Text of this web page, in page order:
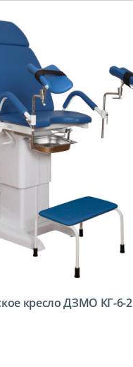
кресло ДЗМО КГ-6-2